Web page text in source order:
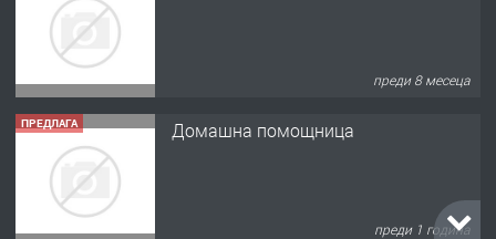
преди 8 месеца
ПРЕДЛАГА Домашна помощница
преди 1 година